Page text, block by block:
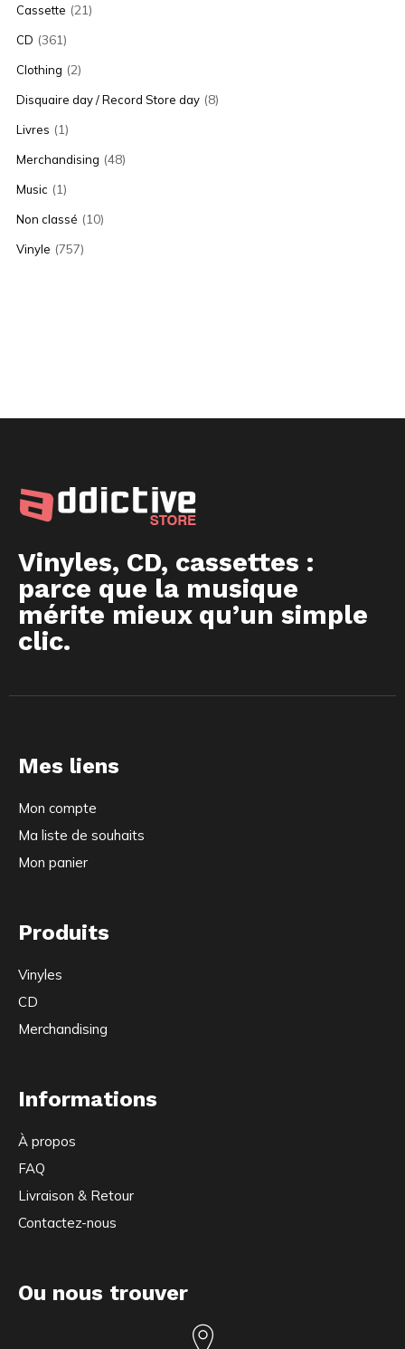
Cassette (21)
CD (361)
Clothing (2)
Disquaire day / Record Store day (8)
Livres (1)
Merchandising (48)
Music (1)
Non classé (10)
Vinyle (757)
Vinyles, CD, cassettes :
parce que la musique
mérite mieux qu’un simple
clic.
Mes liens
Mon compte
Ma liste de souhaits
Mon panier
Produits
Vinyles
CD
Merchandising
Informations
À propos
FAQ
Livraison & Retour
Contactez-nous
Ou nous trouver